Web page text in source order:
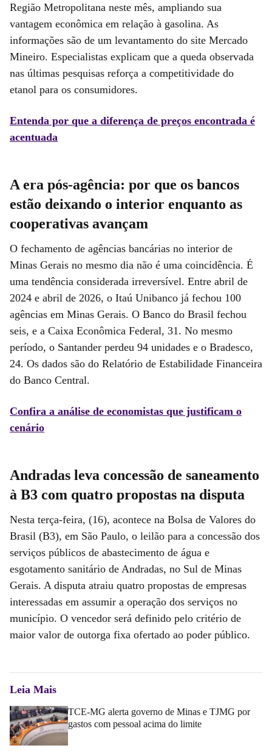
Região Metropolitana neste mês, ampliando sua
vantagem econômica em relação à gasolina. As
informações são de um levantamento do site Mercado
Mineiro. Especialistas explicam que a queda observada
nas últimas pesquisas reforça a competitividade do
etanol para os consumidores.
Entenda por que a diferença de preços encontrada é
acentuada
A era pós-agência: por que os bancos
estão deixando o interior enquanto as
cooperativas avançam
O fechamento de agências bancárias no interior de
Minas Gerais no mesmo dia não é uma coincidência. É
uma tendência considerada irreversível. Entre abril de
2024 e abril de 2026, o Itaú Unibanco já fechou 100
agências em Minas Gerais. O Banco do Brasil fechou
seis, e a Caixa Econômica Federal, 31. No mesmo
período, o Santander perdeu 94 unidades e o Bradesco,
24. Os dados são do Relatório de Estabilidade Financeira
do Banco Central.
Confira a análise de economistas que justificam o
cenário
Andradas leva concessão de saneamento
à B3 com quatro propostas na disputa
Nesta terça-feira, (16), acontece na Bolsa de Valores do
Brasil (B3), em São Paulo, o leilão para a concessão dos
serviços públicos de abastecimento de água e
esgotamento sanitário de Andradas, no Sul de Minas
Gerais. A disputa atraiu quatro propostas de empresas
interessadas em assumir a operação dos serviços no
município. O vencedor será definido pelo critério de
maior valor de outorga fixa ofertado ao poder público.
Leia Mais
TCE-MG alerta governo de Minas e TJMG por
gastos com pessoal acima do limite